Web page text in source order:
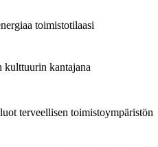
toimistotilaasi
kantajana
terveellisen toimistoympäristön